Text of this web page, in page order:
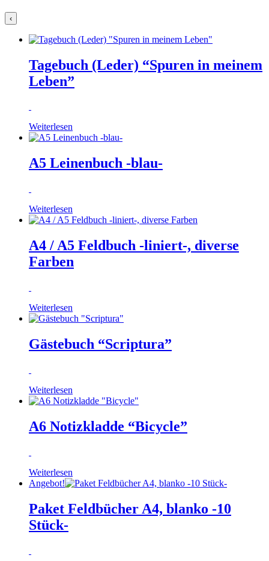
‹
Tagebuch (Leder) “Spuren in meinem
Leben”
Weiterlesen
A5 Leinenbuch -blau-
Weiterlesen
A4 / A5 Feldbuch -liniert-, diverse
Farben
Weiterlesen
Gästebuch “Scriptura”
Weiterlesen
A6 Notizkladde “Bicycle”
Weiterlesen
Angebot!
Paket Feldbücher A4, blanko -10
Stück-